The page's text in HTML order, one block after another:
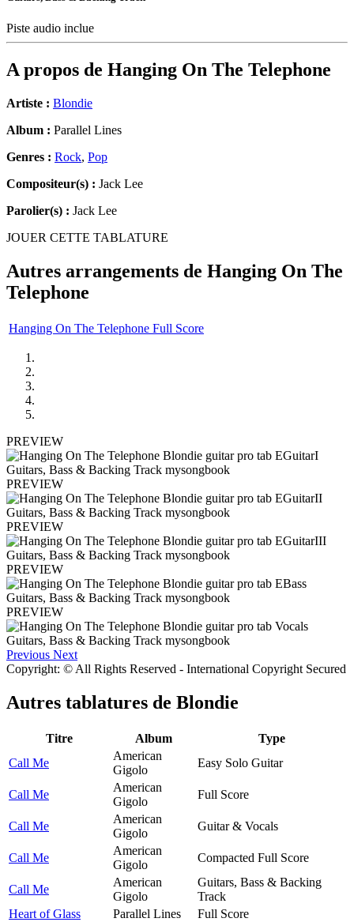
Piste audio inclue
A propos de Hanging On The Telephone
Artiste : Blondie
Album : Parallel Lines
Genres : Rock, Pop
Compositeur(s) : Jack Lee
Parolier(s) : Jack Lee
JOUER CETTE TABLATURE
Autres arrangements de Hanging On The
Telephone
Hanging On The Telephone Full Score
PREVIEW
PREVIEW
PREVIEW
PREVIEW
PREVIEW
Previous Next
Copyright: © All Rights Reserved - International Copyright Secured
Autres tablatures de Blondie
Titre Album
Type
Call Me
American
Gigolo
Easy Solo Guitar
Call Me
American
Gigolo
Full Score
Call Me
American
Gigolo
Guitar & Vocals
Call Me
American
Gigolo
Compacted Full Score
Call Me
American
Gigolo
Guitars, Bass & Backing
Track
Heart of Glass
Parallel Lines
Full Score